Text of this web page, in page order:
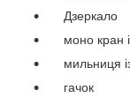
Дзеркало
моно кран
мильниця
гачок